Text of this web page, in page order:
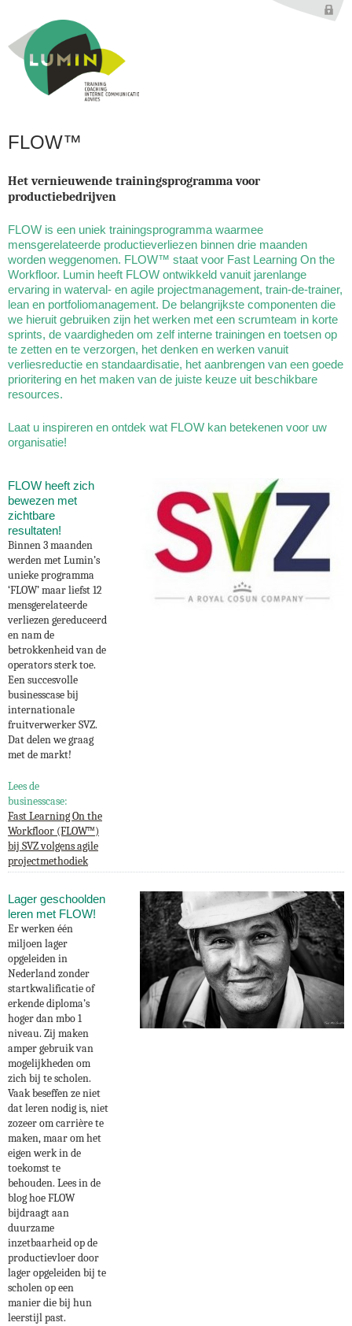
FLOW™
Het vernieuwende trainingsprogramma voor
productiebedrijven
FLOW is een uniek trainingsprogramma waarmee
mensgerelateerde productieverliezen binnen drie maanden
worden weggenomen. FLOW™ staat voor Fast Learning On the
Workfloor. Lumin heeft FLOW ontwikkeld vanuit jarenlange
ervaring in waterval- en agile projectmanagement, train-de-trainer,
lean en portfoliomanagement. De belangrijkste componenten die
we hieruit gebruiken zijn het werken met een scrumteam in korte
sprints, de vaardigheden om zelf interne trainingen en toetsen op
te zetten en te verzorgen, het denken en werken vanuit
verliesreductie en standaardisatie, het aanbrengen van een goede
prioritering en het maken van de juiste keuze uit beschikbare
resources.
Laat u inspireren en ontdek wat FLOW kan betekenen voor uw
organisatie!
FLOW heeft zich
bewezen met
zichtbare
resultaten!
Binnen 3 maanden
werden met Lumin’s
unieke programma
‘FLOW’ maar liefst 12
mensgerelateerde
verliezen gereduceerd
en nam de
betrokkenheid van de
operators sterk toe.
Een succesvolle
businesscase bij
internationale
fruitverwerker SVZ.
Dat delen we graag
met de markt!
Lees de
businesscase:
Fast Learning On the
Workfloor (FLOW™)
bij SVZ volgens agile
projectmethodiek
Lager geschoolden
leren met FLOW!
Er werken één
miljoen lager
opgeleiden in
Nederland zonder
startkwalificatie of
erkende diploma’s
hoger dan mbo 1
niveau. Zij maken
amper gebruik van
mogelijkheden om
zich bij te scholen.
Vaak beseffen ze niet
dat leren nodig is, niet
zozeer om carrière te
maken, maar om het
eigen werk in de
toekomst te
behouden. Lees in de
blog hoe FLOW
bijdraagt aan
duurzame
inzetbaarheid op de
productievloer door
lager opgeleiden bij te
scholen op een
manier die bij hun
leerstijl past.